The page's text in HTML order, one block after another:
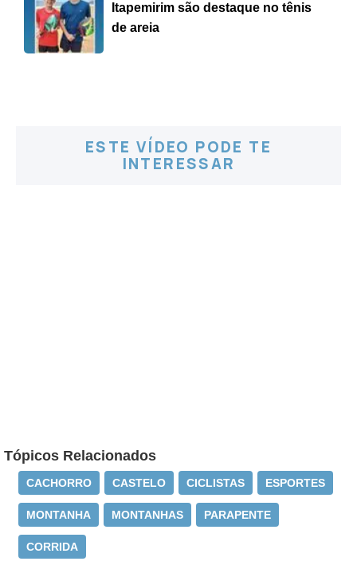
Itapemirim são destaque no tênis
de areia
ESTE VÍDEO PODE TE
INTERESSAR
Tópicos Relacionados
CACHORRO CASTELO CICLISTAS ESPORTES
MONTANHA MONTANHAS PARAPENTE
CORRIDA